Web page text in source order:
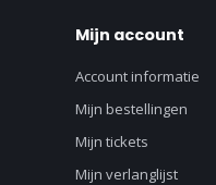
Mijn account
Account informatie
Mijn bestellingen
Mijn tickets
Mijn verlanglijst